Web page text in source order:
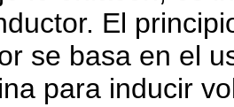
El
se basa en el
para inducir